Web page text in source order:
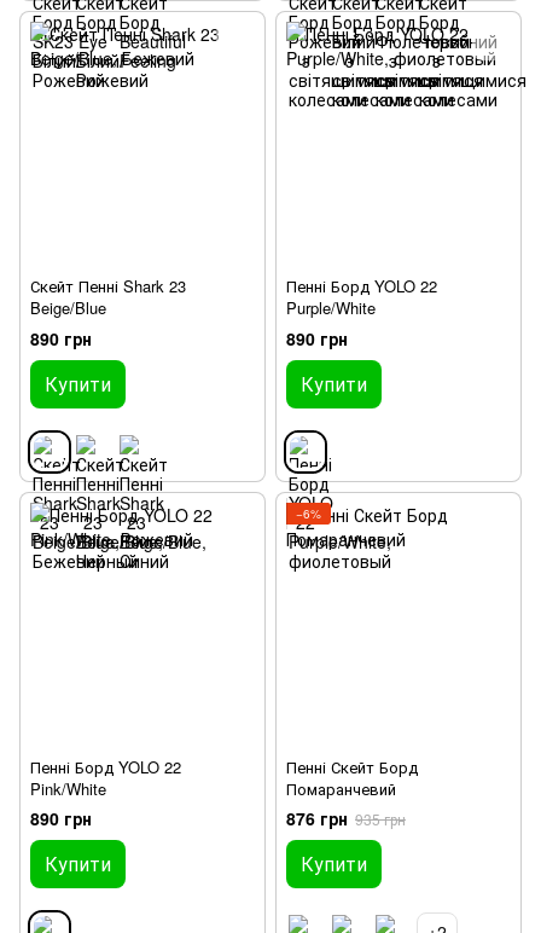
Скейт Пенні Shark 23
Beige/Blue
890 грн
Купити
Пенні Борд YOLO 22
Purple/White
890 грн
Купити
Пенні Борд YOLO 22
Pink/White
890 грн
Купити
−6%
Пенні Скейт Борд
Помаранчевий
876 грн 935 грн
Купити